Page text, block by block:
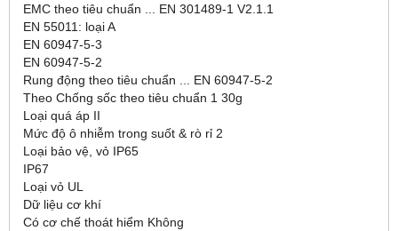
EMC theo tiêu chuẩn ... EN 301489-1 V2.1.1
EN 55011: loại A
EN 60947-5-3
EN 60947-5-2
Rung động theo tiêu chuẩn ... EN 60947-5-2
Theo Chống sốc theo tiêu chuẩn 1 30g
Loại quá áp II
Mức độ ô nhiễm trong suốt & rò rỉ 2
Loại bảo vệ, vỏ IP65
IP67
Loại vỏ UL
Dữ liệu cơ khí
Có cơ chế thoát hiểm Không